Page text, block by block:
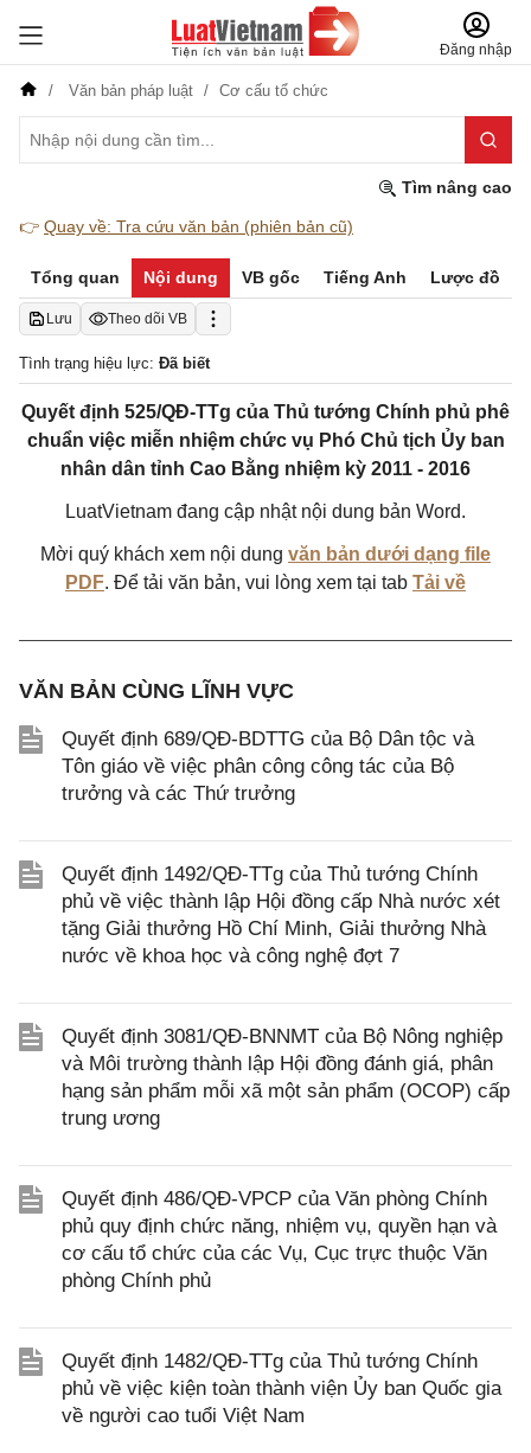
Đăng nhập
Văn bản pháp luật Cơ cấu tổ chức
Tìm nâng cao
👉 Quay về: Tra cứu văn bản (phiên bản cũ)
Tổng quan Nội dung VB gốc Tiếng Anh Lược đồ
Lưu Theo dõi VB
Tình trạng hiệu lực: Đã biết
Quyết định 525/QĐ-TTg của Thủ tướng Chính phủ phê
chuẩn việc miễn nhiệm chức vụ Phó Chủ tịch Ủy ban
nhân dân tỉnh Cao Bằng nhiệm kỳ 2011 - 2016
LuatVietnam đang cập nhật nội dung bản Word.
Mời quý khách xem nội dung văn bản dưới dạng file
PDF. Để tải văn bản, vui lòng xem tại tab Tải về
VĂN BẢN CÙNG LĨNH VỰC
Quyết định 689/QĐ-BDTTG của Bộ Dân tộc và
Tôn giáo về việc phân công công tác của Bộ
trưởng và các Thứ trưởng
Quyết định 1492/QĐ-TTg của Thủ tướng Chính
phủ về việc thành lập Hội đồng cấp Nhà nước xét
tặng Giải thưởng Hồ Chí Minh, Giải thưởng Nhà
nước về khoa học và công nghệ đợt 7
Quyết định 3081/QĐ-BNNMT của Bộ Nông nghiệp
và Môi trường thành lập Hội đồng đánh giá, phân
hạng sản phẩm mỗi xã một sản phẩm (OCOP) cấp
trung ương
Quyết định 486/QĐ-VPCP của Văn phòng Chính
phủ quy định chức năng, nhiệm vụ, quyền hạn và
cơ cấu tổ chức của các Vụ, Cục trực thuộc Văn
phòng Chính phủ
Quyết định 1482/QĐ-TTg của Thủ tướng Chính
phủ về việc kiện toàn thành viện Ủy ban Quốc gia
về người cao tuổi Việt Nam